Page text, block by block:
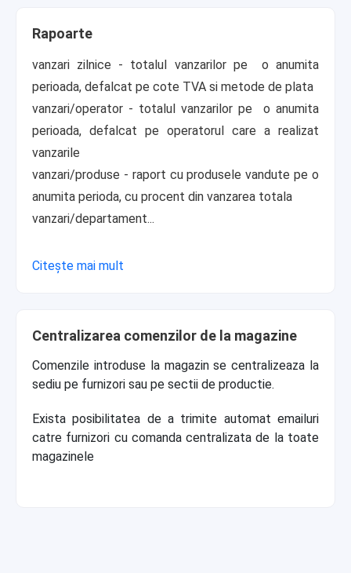
Rapoarte
vanzari zilnice - totalul vanzarilor pe o anumita
perioada, defalcat pe cote TVA si metode de plata
vanzari/operator - totalul vanzarilor pe o anumita
perioada, defalcat pe operatorul care a realizat
vanzarile
vanzari/produse - raport cu produsele vandute pe o
anumita perioda, cu procent din vanzarea totala
vanzari/departament...
Citește mai mult
Centralizarea comenzilor de la magazine
Comenzile introduse la magazin se centralizeaza la
sediu pe furnizori sau pe sectii de productie.
Exista posibilitatea de a trimite automat emailuri
catre furnizori cu comanda centralizata de la toate
magazinele